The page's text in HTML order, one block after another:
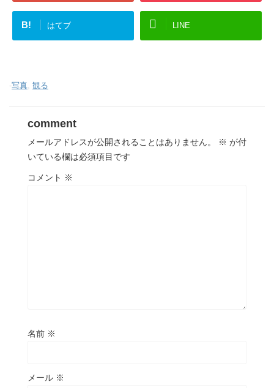
B! はてブ LINE
-写真 観る
comment
メールアドレスが公開されることはありません。 ※ が付
いている欄は必須項目です
コメント ※
名前 ※
メール ※